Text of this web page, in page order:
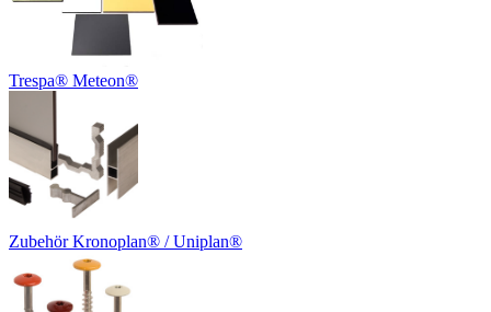
Trespa® Meteon®
Zubehör Kronoplan® / Uniplan®